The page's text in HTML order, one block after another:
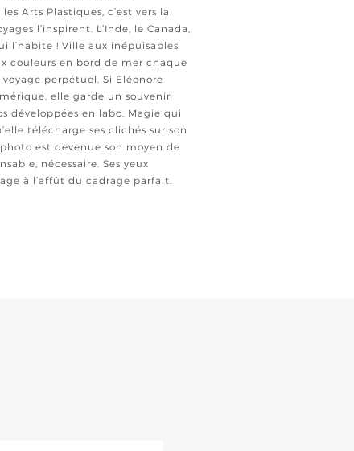
Arts Plastiques, c’est vers la
l’inspirent. L’Inde, le Canada,
l’habite ! Ville aux inépuisables
couleurs en bord de mer chaque
perpétuel. Si Eléonore
elle garde un souvenir
développées en labo. Magie qui
télécharge ses clichés sur son
est devenue son moyen de
nécessaire. Ses yeux
à l’affût du cadrage parfait.